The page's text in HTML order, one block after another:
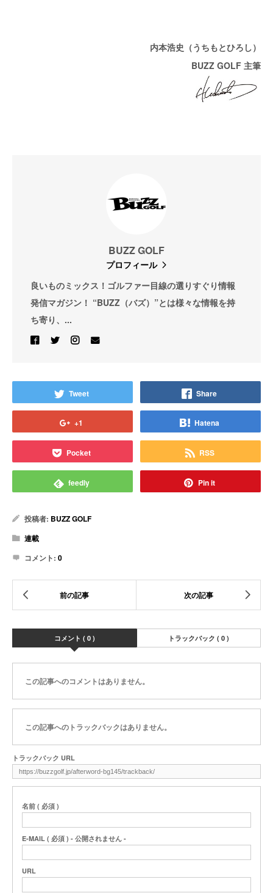
内本浩史（うちもとひろし）
BUZZ GOLF 主筆
BUZZ GOLF
プロフィール
良いものミックス！ゴルファー目線の選りすぐり情報
発信マガジン！ “BUZZ（バズ）”とは様々な情報を持
ち寄り、...
Tweet Share
+1 Hatena
Pocket RSS
feedly Pin it
投稿者: BUZZ GOLF
連載
コメント: 0
コメント ( 0 ) トラックバック ( 0 )
この記事へのコメントはありません。
この記事へのトラックバックはありません。
トラックバック URL
名前 ( 必須 )
E-MAIL ( 必須 ) - 公開されません -
URL